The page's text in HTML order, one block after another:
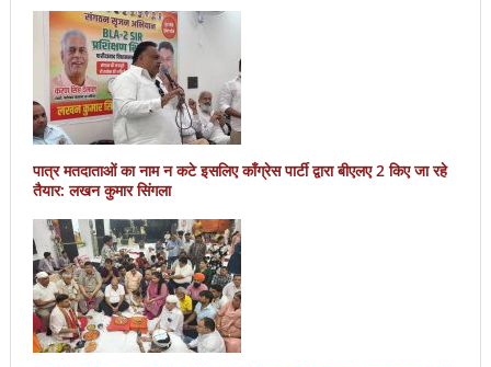
पात्र मतदाताओं का नाम न कटे इसलिए काँग्रेस पार्टी द्वारा बीएलए 2 किए जा रहे
तैयार: लखन कुमार सिंगला